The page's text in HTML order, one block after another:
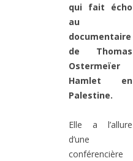
qui fait écho
au
documentaire
de Thomas
Ostermeïer
Hamlet en
Palestine.
Elle a l’allure
d’une
conférencière